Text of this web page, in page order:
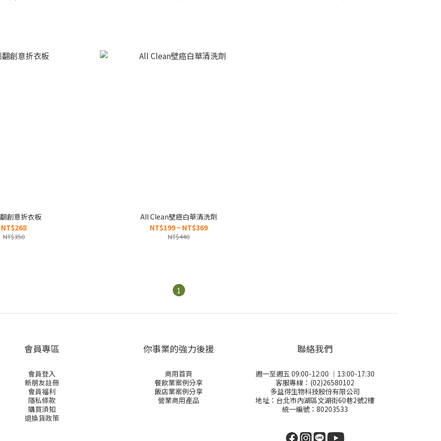
創意折衣板
NT$268
NT$350
All Clean壁癌白華清洗劑
NT$199 ~ NT$369
NT$440
1
會員專區
會員登入
新朋友註冊
會員福利
隱私條款
購買須知
退換貨政策
你事業的強力後援
商用首頁
餐飲業案例分享
飯店業案例分享
營業商用產品
聯絡我們
週一至週五 09:00-12:00 │13:00-17:30
客服專線：(02)26580102
多益得生物科技股份有限公司
地址：台北市內湖區文湖街60巷2號2樓
統一編號：80203533